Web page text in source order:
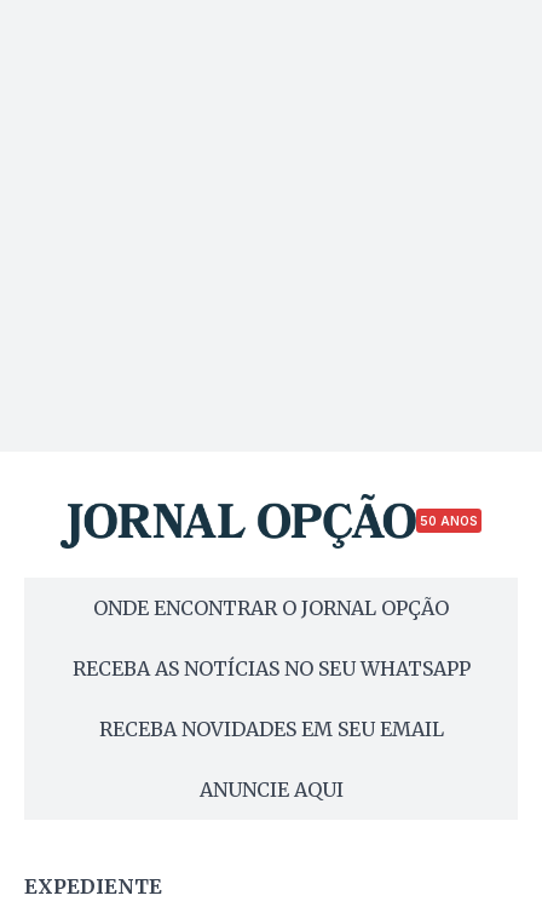
50 ANOS
ONDE ENCONTRAR O JORNAL OPÇÃO
RECEBA AS NOTÍCIAS NO SEU WHATSAPP
RECEBA NOVIDADES EM SEU EMAIL
ANUNCIE AQUI
EXPEDIENTE